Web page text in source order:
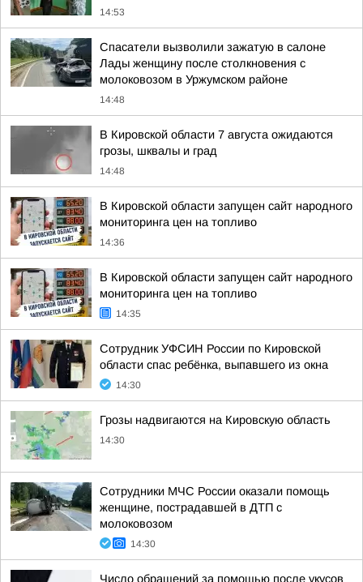
14:53
Спасатели вызволили зажатую в салоне
Лады женщину после столкновения с
молоковозом в Уржумском районе
14:48
В Кировской области 7 августа ожидаются
грозы, шквалы и град
14:48
В Кировской области запущен сайт народного
мониторинга цен на топливо
14:36
В Кировской области запущен сайт народного
мониторинга цен на топливо
14:35
Сотрудник УФСИН России по Кировской
области спас ребёнка, выпавшего из окна
14:30
Грозы надвигаются на Кировскую область
14:30
Сотрудники МЧС России оказали помощь
женщине, пострадавшей в ДТП с
молоковозом
14:30
Число обращений за помощью после укусов